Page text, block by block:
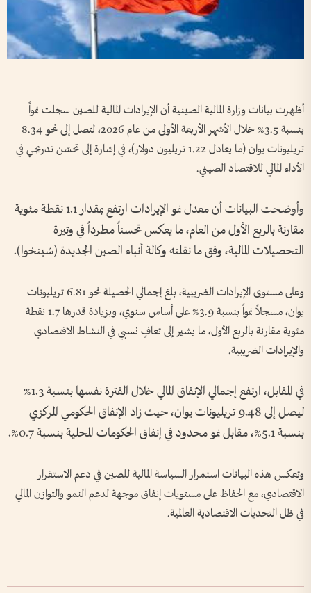
أظهرت بيانات وزارة المالية الصينية أن الإيرادات المالية للصين سجلت نمواً
بنسبة 3.5% خلال الأشهر الأربعة الأولى من عام 2026، لتصل إلى نحو 8.34
تريليونات يوان (ما يعادل 1.22 تريليون دولار)، في إشارة إلى تحسّن تدريجي في
الأداء المالي للاقتصاد الصيني.
وأوضحت البيانات أن معدل نمو الإيرادات ارتفع بمقدار 1.1 نقطة مئوية
مقارنة بالربع الأول من العام، ما يعكس تحسناً مطرداً في وتيرة
التحصيلات المالية، وفق ما نقلته وكالة أنباء الصين الجديدة (شينخوا).
وعلى مستوى الإيرادات الضريبية، بلغ إجمالي الحصيلة نحو 6.81 تريليونات
يوان، مسجلاً نمواً بنسبة 3.9% على أساس سنوي، وبزيادة قدرها 1.7 نقطة
مئوية مقارنة بالربع الأول، ما يشير إلى تعافٍ نسبي في النشاط الاقتصادي
والإيرادات الضريبية.
في المقابل، ارتفع إجمالي الإنفاق المالي خلال الفترة نفسها بنسبة 1.3%
ليصل إلى 9.48 تريليونات يوان، حيث زاد الإنفاق الحكومي المركزي
بنسبة 5.1%، مقابل نمو محدود في إنفاق الحكومات المحلية بنسبة 0.7%.
وتعكس هذه البيانات استمرار السياسة المالية للصين في دعم الاستقرار
الاقتصادي، مع الحفاظ على مستويات إنفاق موجهة لدعم النمو والتوازن المالي
في ظل التحديات الاقتصادية العالمية.